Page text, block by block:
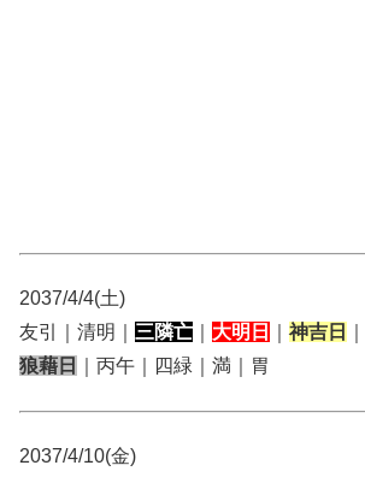
2037/4/4(土)
友引｜清明｜ 三隣亡 大明日 神吉日
狼藉日
｜丙午｜四緑｜満｜胃
2037/4/10(金)